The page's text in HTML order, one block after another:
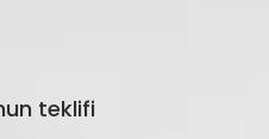
teklifi